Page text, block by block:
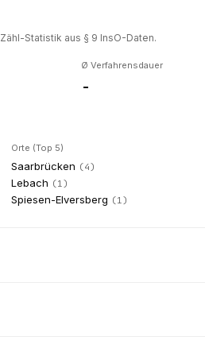
Statistik aus § 9 InsO-Daten.
Ø Verfahrensdauer
-
Orte (Top 5)
Saarbrücken (4)
Lebach (1)
Spiesen-Elversberg (1)